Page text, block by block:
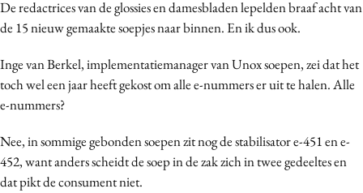
Design
Digital transformation
Diversiteit
Effectiviteit
Gedragsverandering
Influencer marketing
Interne communicatie
Martech
De redactrices van de glossies en damesbladen lepelden braaf acht van
de 15 nieuw gemaakte soepjes naar binnen. En ik dus ook.
Inge van Berkel, implementatiemanager van Unox soepen, zei dat het
toch wel een jaar heeft gekost om alle e-nummers er uit te halen. Alle
e-nummers?
Nee, in sommige gebonden soepen zit nog de stabilisator e-451 en e-
452, want anders scheidt de soep in de zak zich in twee gedeeltes en
dat pikt de consument niet.